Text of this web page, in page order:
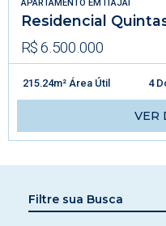
Filtre sua Busca
APARTAMENTO EM ITAJAÍ
Residencial
R$ 6.500.000
215.24m² Área Útil 4
VER